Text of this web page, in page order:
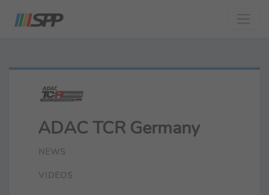
ADAC TCR Germany
NEWS
VIDEOS